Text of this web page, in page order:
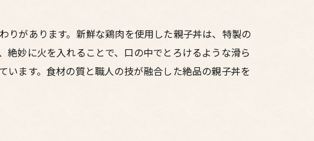
があります。新鮮な鶏肉を使用した親子丼は、特製の
妙に火を入れることで、口の中でとろけるような滑ら
ます。食材の質と職人の技が融合した絶品の親子丼を